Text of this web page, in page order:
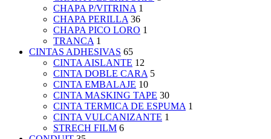
CHAPA P/VITRINA 1
CHAPA PERILLA 36
CHAPA PICO LORO 1
TRANCA 1
CINTAS ADHESIVAS 65
CINTA AISLANTE 12
CINTA DOBLE CARA 5
CINTA EMBALAJE 10
CINTA MASKING TAPE 30
CINTA TERMICA DE ESPUMA 1
CINTA VULCANIZANTE 1
STRECH FILM 6